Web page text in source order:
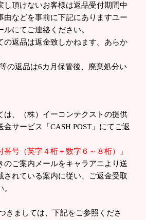
頂けないお客様は返品受付期間中
由などを事前に下記にありますユー
にてご連絡ください。
返品は返金致しかねます。あらか
等の返品は6カ月保管後、廃棄処分い
、（株）イーコンテクストの提供
金サービス「CASH POST 」にてご返
番号（英字４桁＋数字６～８桁）」
のご案内メールをキャラアニより送
されている案内に従い、ご返金受取
ましては、下記をご参照くださ